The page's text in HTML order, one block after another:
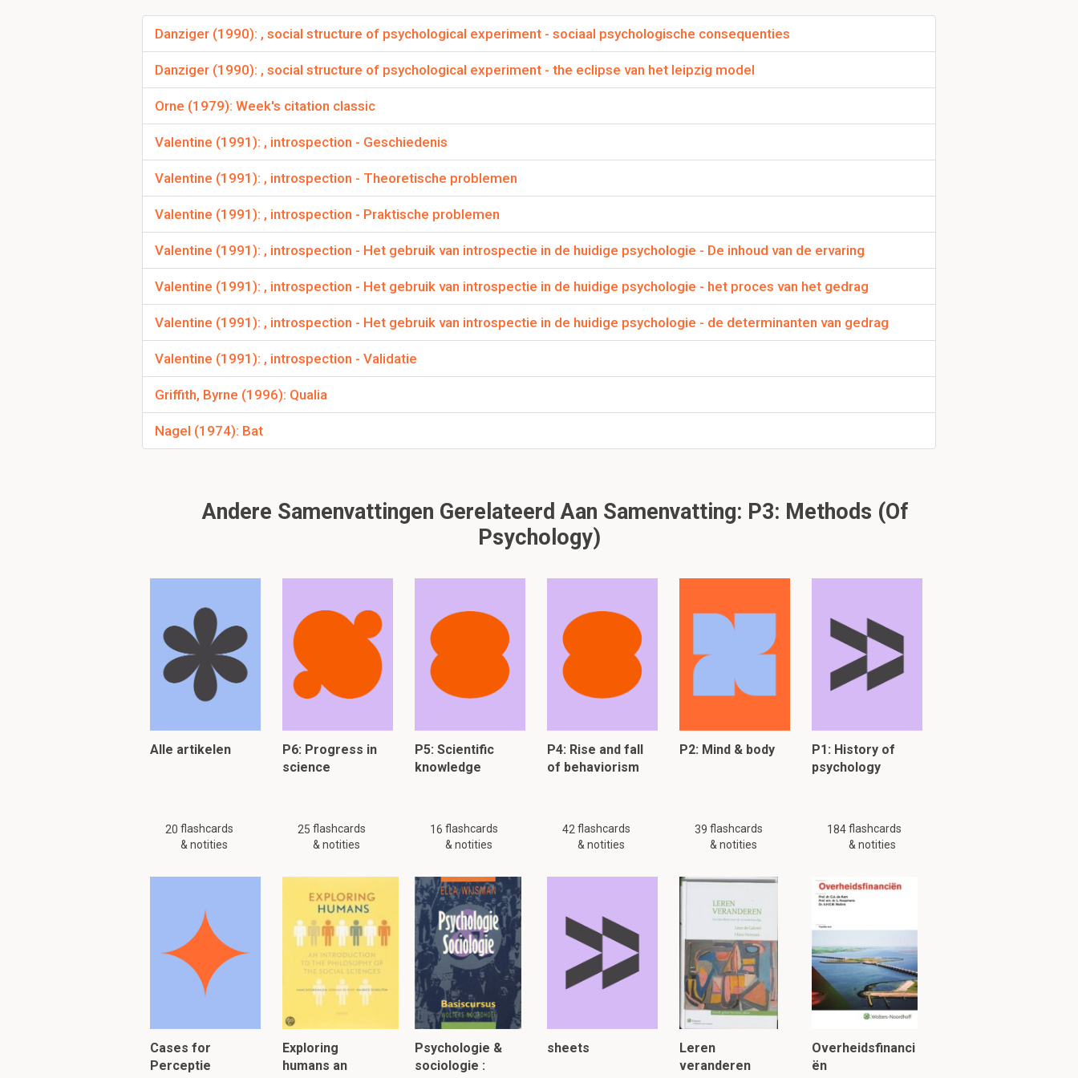
Hoe noemde Galton de "uitdrukkingen" van zijn proefpersonen?
Hoe noemd men Galtons methode ook?
een antropometrische methode
De experimenter proefpersonen relatie + passende doel-kennis op een rijtje per methode:
-Galton: onderzoeker en pp ontmoeten als vreemden, voor korte tijd voor het experiment of de test->
kennis:
object kennis
-Klinischexperiment: exp en pp hadden over het algemeen en bestaan patroon of arts-patient relatie
binnen de experimentele situatie-> kennis:een grote meting om het medische context te vrgroten
binnen de experimentele situatie
- Leipziglabor: pp en onderzoeker waren collega's met geleijke interesse en vriendschap, vaak over
algemene volwassen geest
Danziger (1990): , social structure of psychological experiment - sociaal psychologische consequenties
Danziger (1990): , social structure of psychological experiment - the eclipse van het leipzig model
Orne (1979): Week's citation classic
Valentine (1991): , introspection - Geschiedenis
Valentine (1991): , introspection - Theoretische problemen
Valentine (1991): , introspection - Praktische problemen
Valentine (1991): , introspection - Het gebruik van introspectie in de huidige psychologie - De inhoud van de ervaring
Valentine (1991): , introspection - Het gebruik van introspectie in de huidige psychologie - het proces van het gedrag
Valentine (1991): , introspection - Het gebruik van introspectie in de huidige psychologie - de determinanten van gedrag
Valentine (1991): , introspection - Validatie
Griffith, Byrne (1996): Qualia
Nagel (1974): Bat
Andere Samenvattingen Gerelateerd Aan Samenvatting: P3: Methods (Of
Psychology)
Alle artikelen
20 flashcards
& notities
P6: Progress in
science
25 flashcards
& notities
P5: Scientific
knowledge
16 flashcards
& notities
P4: Rise and fall
of behaviorism
42 flashcards
& notities
P2: Mind & body
39 flashcards
& notities
P1: History of
psychology
184flashcards
& notities
Cases for
Perceptie
Exploring
humans an
Psychologie &
sociologie :
sheets
Leren
veranderen
Overheidsfinanci
ën